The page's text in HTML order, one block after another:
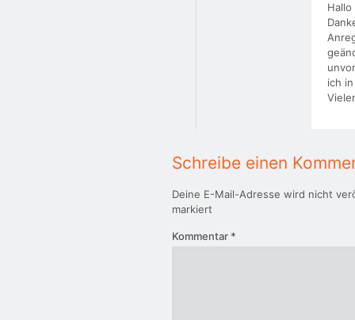
Hallo
ich
Schreibe einen
Deine E-Mail-Adresse wird nicht
markiert
Kommentar *